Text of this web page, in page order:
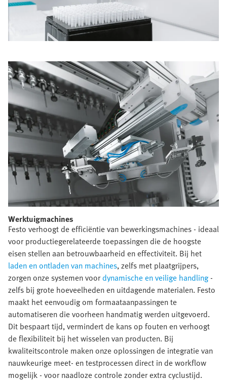
Werktuigmachines​
Festo verhoogt de efficiëntie van bewerkingsmachines - ideaal
voor productiegerelateerde toepassingen die de hoogste
eisen stellen aan betrouwbaarheid en effectiviteit. Bij het
laden en ontladen van machines, zelfs met plaatgrijpers,
zorgen onze systemen voordynamische en veilige handling -
zelfs bij grote hoeveelheden en uitdagende materialen. Festo
maakt het eenvoudig om formaataanpassingen te
automatiseren die voorheen handmatig werden uitgevoerd.
Dit bespaart tijd, vermindert de kans op fouten en verhoogt
de flexibiliteit bij het wisselen van producten. Bij
kwaliteitscontrole maken onze oplossingen de integratie van
nauwkeurige meet- en testprocessen direct in de workflow
mogelijk - voor naadloze controle zonder extra cyclustijd.​